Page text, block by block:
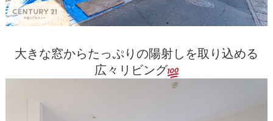
大きな窓からたっぷりの陽射しを取り込める
広々リビング